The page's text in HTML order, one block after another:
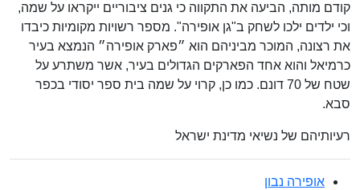
קודם מותה, הביעה את התקווה כי גנים ציבוריים ייקראו על שמה,
וכי ילדים ילכו לשחק ב"גן אופירה". מספר רשויות מקומיות כיבדו
את רצונה, המוכר מביניהם הוא ״פארק אופירה״ הנמצא בעיר
כרמיאל והוא אחד הפארקים הגדולים בעיר, אשר משתרע על
שטח של 70 דונם. כמו כן, קרוי על שמה בית ספר יסודי בכפר
סבא.
רעיותיהם של נשיאי מדינת ישראל
אופירה נבון